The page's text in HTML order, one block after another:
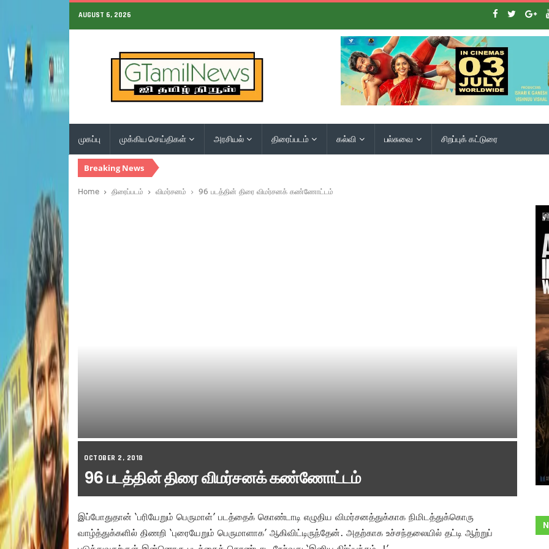
AUGUST 6, 2026
முகப்பு முக்கிய செய்திகள் அரசியல் திரைப்படம் கல்வி பல்சுவை சிறப்புக் கட்டுரை
Breaking News
Home திரைப்படம் விமர்சனம் 96 படத்தின் திரை விமர்சனக் கண்ணோட்டம்
OCTOBER 2, 2018
96 படத்தின் திரை விமர்சனக் கண்ணோட்டம்
இப்போதுதான் ‘பரியேறும் பெருமாள்’ படத்தைக் கொண்டாடி எழுதிய விமர்சனத்துக்காக நிமிடத்துக்கொரு
வாழ்த்துக்களில் திணறி ‘புரையேறும் பெருமாளாக’ ஆகிவிட்டிருந்தேன். அதற்காக உச்சந்தலையில் தட்டி ஆற்றுப்